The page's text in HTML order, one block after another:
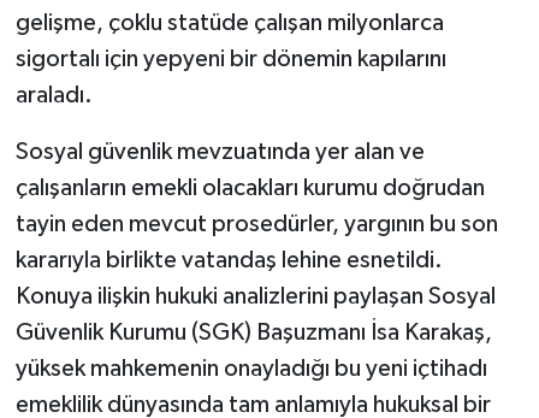
gelişme, çoklu statüde çalışan milyonlarca
sigortalı için yepyeni bir dönemin kapılarını
araladı.
Sosyal güvenlik mevzuatında yer alan ve
çalışanların emekli olacakları kurumu doğrudan
tayin eden mevcut prosedürler, yargının bu son
kararıyla birlikte vatandaş lehine esnetildi.
Konuya ilişkin hukuki analizlerini paylaşan Sosyal
Güvenlik Kurumu (SGK) Başuzmanı İsa Karakaş,
yüksek mahkemenin onayladığı bu yeni içtihadı
emeklilik dünyasında tam anlamıyla hukuksal bir